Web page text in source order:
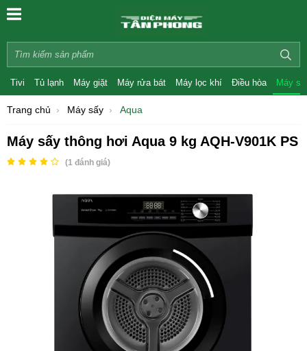
Tivi Tủ lạnh Máy giặt Máy rửa bát Máy lọc khí Điều hòa Máy
Trang chủ Máy sấy Aqua
Máy sấy thông hơi Aqua 9 kg AQH-V901K PS
(1 đánh giá)